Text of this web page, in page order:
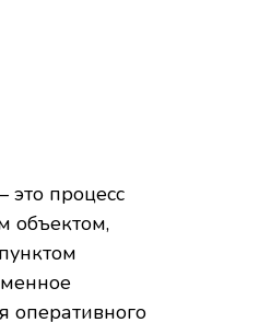
это процесс
объектом,
оперативного